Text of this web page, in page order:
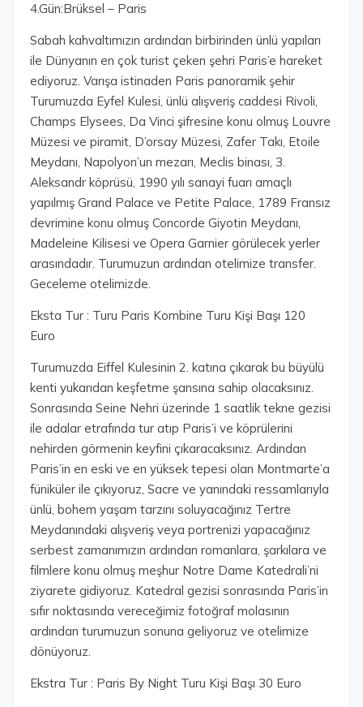
4.Gün:Brüksel – Paris
Sabah kahvaltımızın ardından birbirinden ünlü yapıları
ile Dünyanın en çok turist çeken şehri Paris’e hareket
ediyoruz. Varışa istinaden Paris panoramik şehir
Turumuzda Eyfel Kulesi, ünlü alışveriş caddesi Rivoli,
Champs Elysees, Da Vinci şifresine konu olmuş Louvre
Müzesi ve piramit, D’orsay Müzesi, Zafer Takı, Etoile
Meydanı, Napolyon’un mezarı, Meclis binası, 3.
Aleksandr köprüsü, 1990 yılı sanayi fuarı amaçlı
yapılmış Grand Palace ve Petite Palace, 1789 Fransız
devrimine konu olmuş Concorde Giyotin Meydanı,
Madeleine Kilisesi ve Opera Garnier görülecek yerler
arasındadır. Turumuzun ardından otelimize transfer.
Geceleme otelimizde.
Eksta Tur : Turu Paris Kombine Turu Kişi Başı 120
Euro
Turumuzda Eiffel Kulesinin 2. katına çıkarak bu büyülü
kenti yukarıdan keşfetme şansına sahip olacaksınız.
Sonrasında Seine Nehri üzerinde 1 saatlik tekne gezisi
ile adalar etrafında tur atıp Paris’i ve köprülerini
nehirden görmenin keyfini çıkaracaksınız. Ardından
Paris’in en eski ve en yüksek tepesi olan Montmarte’a
füniküler ile çıkıyoruz, Sacre ve yanındaki ressamlarıyla
ünlü, bohem yaşam tarzını soluyacağınız Tertre
Meydanındaki alışveriş veya portrenizi yapacağınız
serbest zamanımızın ardından romanlara, şarkılara ve
filmlere konu olmuş meşhur Notre Dame Katedrali’ni
ziyarete gidiyoruz. Katedral gezisi sonrasında Paris’in
sıfır noktasında vereceğimiz fotoğraf molasının
ardından turumuzun sonuna geliyoruz ve otelimize
dönüyoruz.
Ekstra Tur : Paris By Night Turu Kişi Başı 30 Euro